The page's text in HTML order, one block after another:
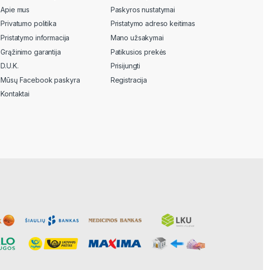
Apie mus
Privatumo politika
Pristatymo informacija
Grąžinimo garantija
D.U.K.
Mūsų Facebook paskyra
Kontaktai
Paskyros nustatymai
Pristatymo adreso keitimas
Mano užsakymai
Patikusios prekės
Prisijungti
Registracija